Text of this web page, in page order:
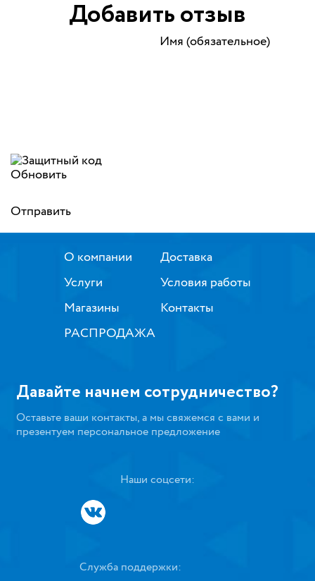
Добавить отзыв
Имя (обязательное)
Обновить
Отправить
О компании
Услуги
Магазины
РАСПРОДАЖА
Доставка
Условия работы
Контакты
Давайте начнем сотрудничество?
Оставьте ваши контакты, а мы свяжемся с вами и
презентуем персональное предложение
Наши соцсети:
Служба поддержки: